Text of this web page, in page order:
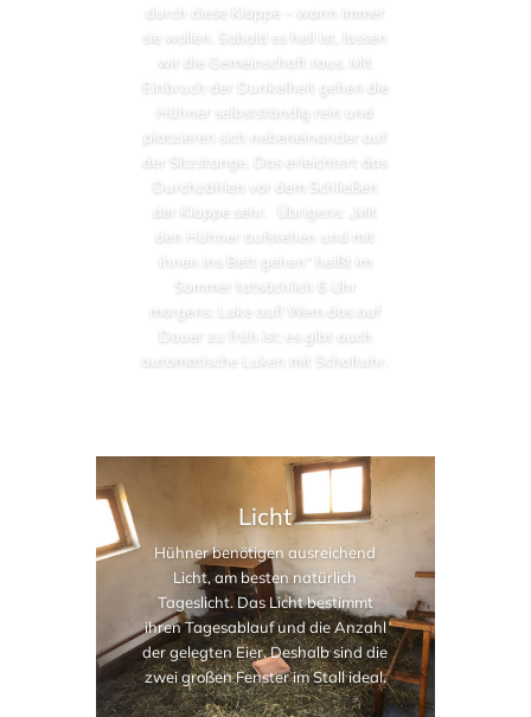
durch diese Klappe – wann immer
sie wollen. Sobald es hell ist, lassen
wir die Gemeinschaft raus. Mit
Einbruch der Dunkelheit gehen die
Hühner selbstständig rein und
platzieren sich nebeneinander auf
der Sitzstange. Das erleichtert das
Durchzählen vor dem Schließen
der Klappe sehr. Übrigens: „Mit
den Hühner aufstehen und mit
ihnen ins Bett gehen“ heißt im
Sommer tatsächlich 6 Uhr
morgens: Luke auf! Wem das auf
Dauer zu früh ist: es gibt auch
automatische Luken mit Schaltuhr.
Licht
Hühner benötigen ausreichend
Licht, am besten natürlich
Tageslicht. Das Licht bestimmt
ihren Tagesablauf und die Anzahl
der gelegten Eier. Deshalb sind die
zwei großen Fenster im Stall ideal.